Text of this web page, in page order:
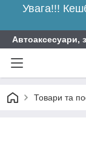
Увага!!!
Автоаксесуари,
Товари та